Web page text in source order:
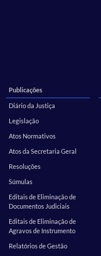
Publicações
Diário da Justiça
Legislação
Atos Normativos
Atos da Secretaria Geral
Resoluções
Súmulas
Editais de Eliminação de
Documentos Judiciais
Editais de Eliminação de
Agravos de Instrumento
Relatórios de Gestão